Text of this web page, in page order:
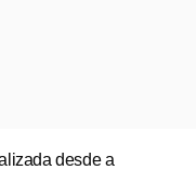
desde a